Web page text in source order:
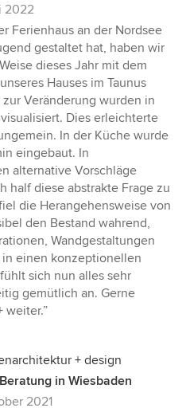
2022
Ferienhaus an der Nordsee
gestaltet hat, haben wir
dieses Jahr mit dem
Hauses im Taunus
Veränderung wurden in
Dies erleichterte
In der Küche wurde
eingebaut. In
alternative Vorschläge
half diese abstrakte Frage zu
die Herangehensweise von
den Bestand wahrend,
Wandgestaltungen
einen konzeptionellen
sich nun alles sehr
gemütlich an. Gerne
weiter.”
+ design
in Wiesbaden
2021